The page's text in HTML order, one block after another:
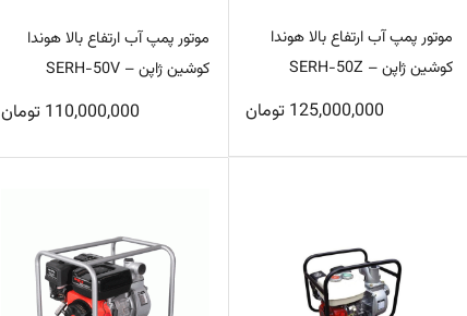
موتور پمپ آب ارتفاع بالا هوندا
کوشین ژاپن – SERH-50Z
125,000,000 تومان
موتور پمپ آب ارتفاع بالا هوندا
کوشین ژاپن – SERH-50V
110,000,000 تومان